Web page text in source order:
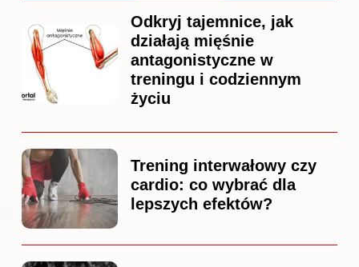
Odkryj tajemnice, jak
działają mięśnie
antagonistyczne w
treningu i codziennym
życiu
Trening interwałowy czy
cardio: co wybrać dla
lepszych efektów?